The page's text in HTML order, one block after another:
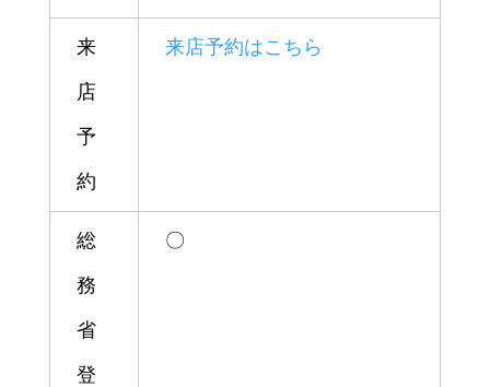
来
店
予
約
来店予約はこちら
総
務
省
登
〇